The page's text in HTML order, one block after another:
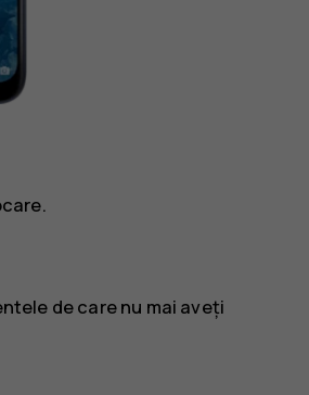
.
de care nu mai aveți